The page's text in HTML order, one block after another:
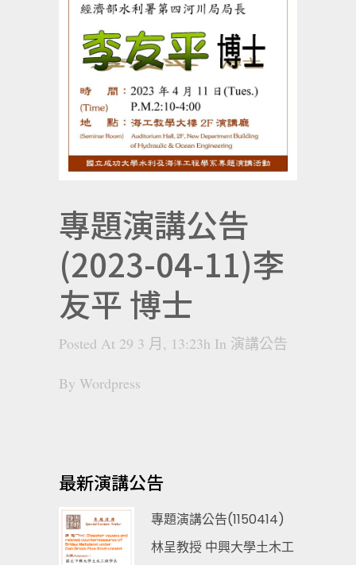
專題演講公告
(2023-04-11)李
友平 博士
Posted At 29 3 月, 13:23h In 演講公告
By Wordpress
最新演講公告
專題演講公告(1150414)
林呈教授 中興大學土木工